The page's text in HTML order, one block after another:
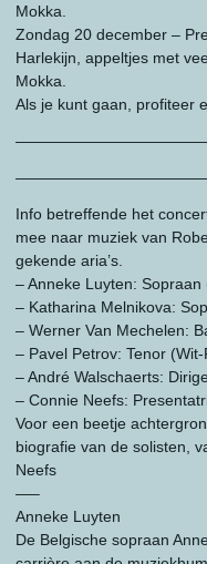
Mokka.
Zondag 20 december –
Harlekijn, appeltjes met
Mokka.
Als je kunt gaan, profiteer
Info betreffende het
mee naar muziek van
gekende aria’s.
– Anneke Luyten: Sopraan
– Katharina Melnikova:
– Werner Van Mechelen:
– Pavel Petrov: Tenor
– André Walschaerts:
– Connie Neefs:
Voor een beetje
biografie van de solisten,
Neefs
—–
Anneke Luyten
De Belgische sopraan